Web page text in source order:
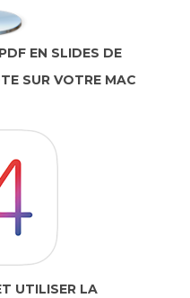
EN SLIDES DE
SUR VOTRE MAC
UTILISER LA